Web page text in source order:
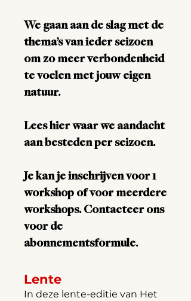
We gaan aan de slag met de
thema’s van ieder seizoen
om zo meer verbondenheid
te voelen met jouw eigen
natuur.
Lees hier waar we aandacht
aan besteden per seizoen.
Je kan je inschrijven voor 1
workshop of voor meerdere
workshops. Contacteer ons
voor de
abonnementsformule.
Lente
In deze lente-editie van Het